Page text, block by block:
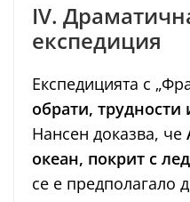
IV.
експедиция
Експедицията с
обрати,
Нансен доказва, че
океан, покрит с лед
се е предполагало